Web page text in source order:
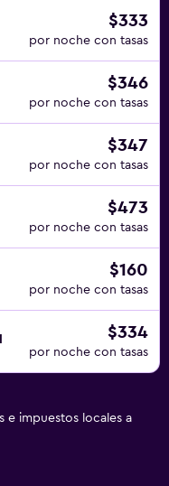
$333
por noche con tasas
$346
por noche con tasas
$347
por noche con tasas
$473
por noche con tasas
$160
por noche con tasas
$334
por noche con tasas
e impuestos locales a